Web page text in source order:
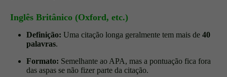
Inglês Britânico (Oxford, etc.)
Definição: Uma citação longa geralmente tem mais de 40
palavras.
Formato: Semelhante ao APA, mas a pontuação fica fora
das aspas se não fizer parte da citação.